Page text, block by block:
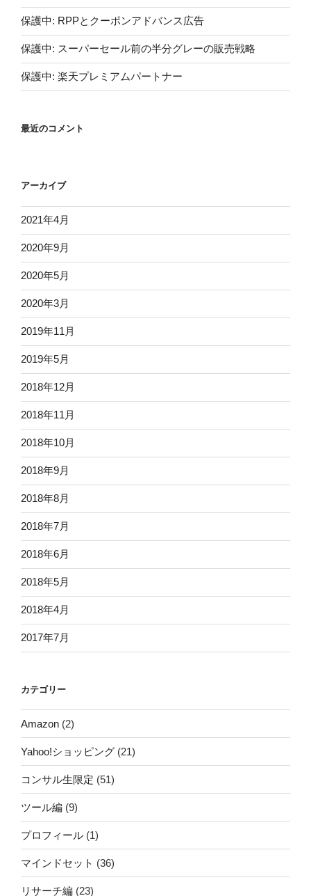
保護中: RPPとクーポンアドバンス広告
保護中: スーパーセール前の半分グレーの販売戦略
保護中: 楽天プレミアムパートナー
最近のコメント
アーカイブ
2021年4月
2020年9月
2020年5月
2020年3月
2019年11月
2019年5月
2018年12月
2018年11月
2018年10月
2018年9月
2018年8月
2018年7月
2018年6月
2018年5月
2018年4月
2017年7月
カテゴリー
Amazon (2)
Yahoo!ショッピング (21)
コンサル生限定 (51)
ツール編 (9)
プロフィール (1)
マインドセット (36)
リサーチ編 (23)